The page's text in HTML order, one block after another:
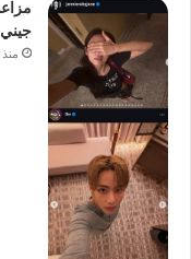
جيني
منذ 24 دقيقة